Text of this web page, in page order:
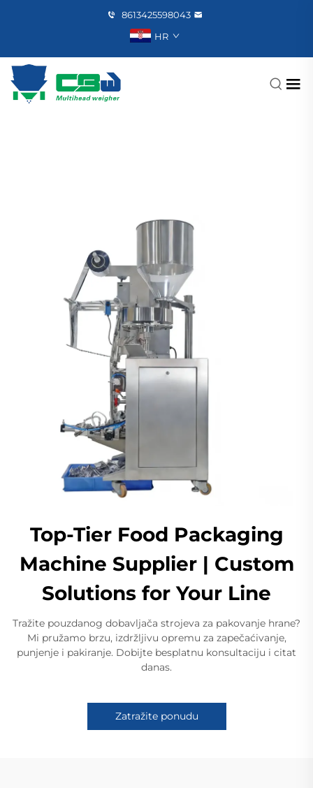
8613425598043
HR
Top-Tier Food Packaging
Machine Supplier | Custom
Solutions for Your Line
Tražite pouzdanog dobavljača strojeva za pakovanje hrane?
Mi pružamo brzu, izdržljivu opremu za zapečaćivanje,
punjenje i pakiranje. Dobijte besplatnu konsultaciju i citat
danas.
Zatražite ponudu